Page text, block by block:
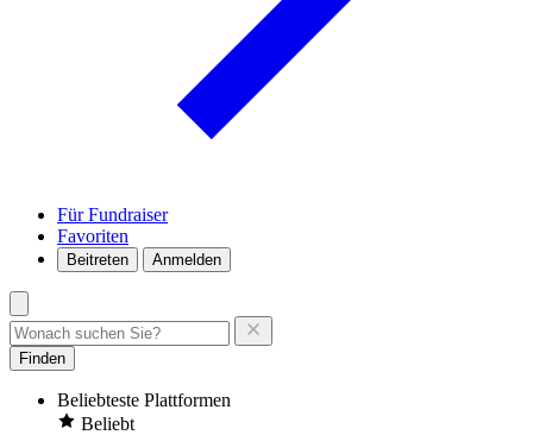
Für Fundraiser
Favoriten
Beitreten Anmelden
Finden
Beliebteste Plattformen
Beliebt